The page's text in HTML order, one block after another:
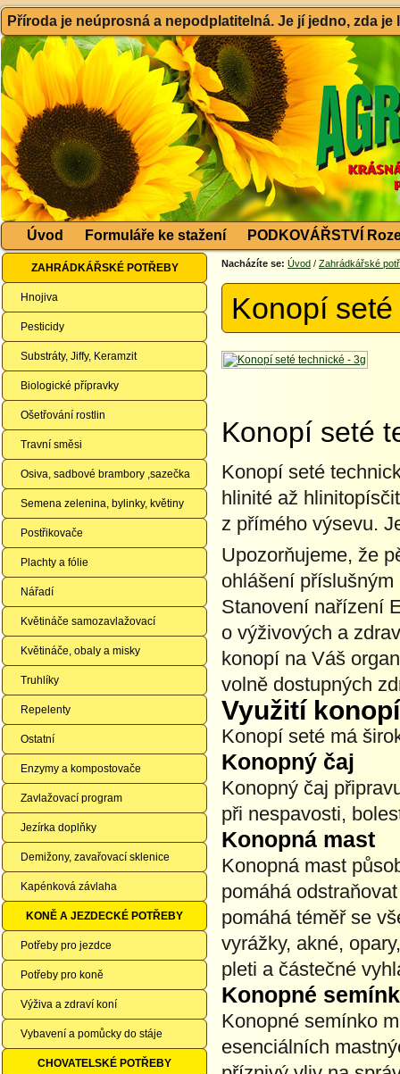
Příroda je neúprosná a nepodplatitelná. Je jí jedno, zda
Úvod Formuláře ke stažení PODKOVÁŘSTVÍ
ZAHRÁDKÁŘSKÉ POTŘEBY
Hnojiva
Pesticidy
Substráty, Jiffy, Keramzit
Biologické přípravky
Ošetřování rostlin
Travní směsi
Osiva, sadbové brambory ,sazečka
Semena zelenina, bylinky, květiny
Postřikovače
Plachty a fólie
Nářadí
Květináče samozavlažovací
Květináče, obaly a misky
Truhlíky
Repelenty
Ostatní
Enzymy a kompostovače
Zavlažovací program
Jezírka doplňky
Demižony, zavařovací sklenice
Kapénková závlaha
KONĚ A JEZDECKÉ POTŘEBY
Potřeby pro jezdce
Potřeby pro koně
Výživa a zdraví koní
Vybavení a pomůcky do stáje
CHOVATELSKÉ POTŘEBY
Nacházíte se: Úvod / Zahrádkářské
Konopí
Konopí seté
Konopí seté
hlinité až
z přímého výsevu.
Upozorňujeme, že
ohlášení příslušným
Stanovení nařízení
o výživových a
konopí na Váš
volně dostupných
Využití
Konopí seté má
Konopný čaj
Konopný čaj
při nespavosti,
Konopná mast
Konopná mast
pomáhá
pomáhá téměř se
vyrážky, akné,
pleti a částečné
Konopné
Konopné semínko
esenciálních